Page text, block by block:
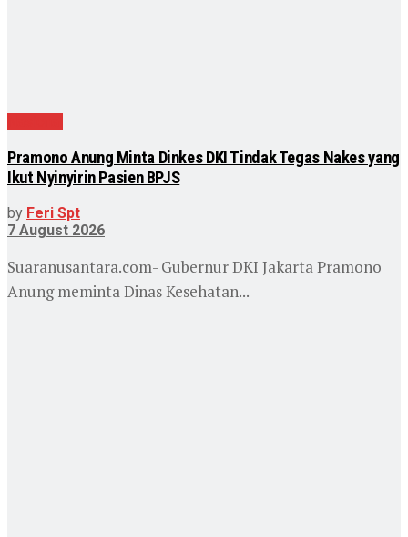
Pramono Anung Minta Dinkes DKI Tindak Tegas Nakes yang
Ikut Nyinyirin Pasien BPJS
by Feri Spt
7 August 2026
Suaranusantara.com- Gubernur DKI Jakarta Pramono
Anung meminta Dinas Kesehatan...